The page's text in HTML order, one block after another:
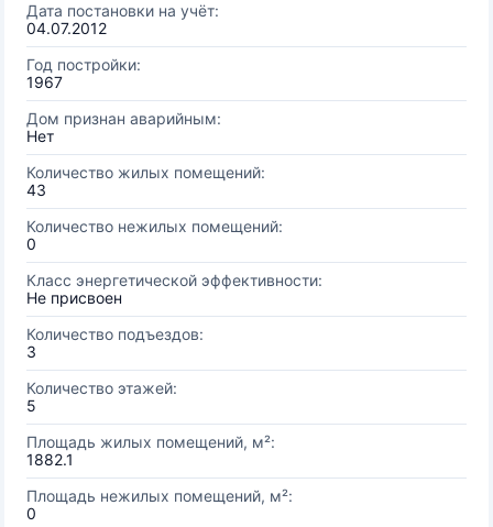
Дата постановки на учёт:
04.07.2012
Год постройки:
1967
Дом признан аварийным:
Нет
Количество жилых помещений:
43
Количество нежилых помещений:
0
Класс энергетической эффективности:
Не присвоен
Количество подъездов:
3
Количество этажей:
5
Площадь жилых помещений, м²:
1882.1
Площадь нежилых помещений, м²:
0